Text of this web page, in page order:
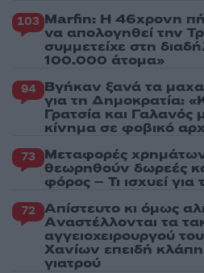
103 Marfin: Η 46χρονη
να απολογηθεί την
συμμετείχε στη
100.000 άτομα»
94 Βγήκαν ξανά τα
για τη Δημοκρατία:
Γρατσία και Γαλανός
κίνημα σε φοβικό
73 Μεταφορές
θεωρηθούν δωρεές
φόρος – Τι ισχυεί για
72 Απίστευτο κι όμως
Aναστέλλονται τα
αγγειοχειρουργού
Χανίων επειδή
γιατρού